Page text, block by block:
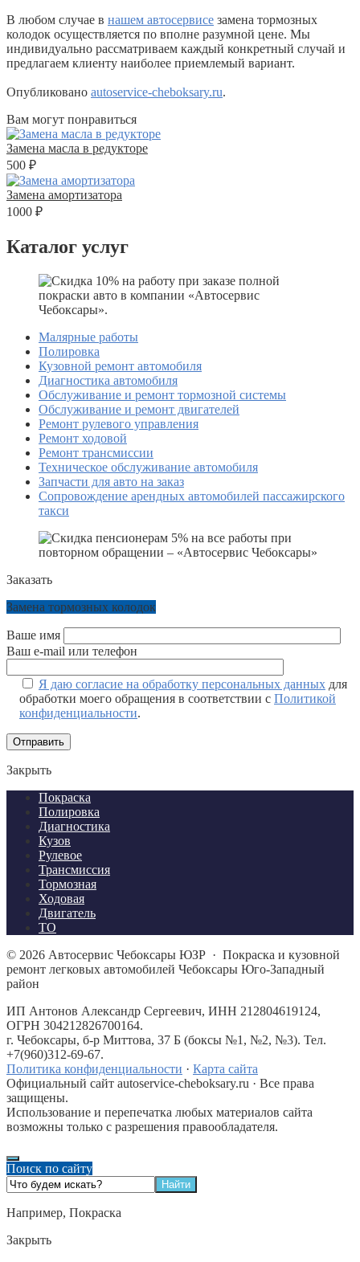
В любом случае в нашем автосервисе замена тормозных
колодок осуществляется по вполне разумной цене. Мы
индивидуально рассматриваем каждый конкретный случай и
предлагаем клиенту наиболее приемлемый вариант.
Опубликовано autoservice-cheboksary.ru.
Вам могут понравиться
Замена масла в редукторе
500 ₽
Замена амортизатора
1000 ₽
Каталог услуг
Малярные работы
Полировка
Кузовной ремонт автомобиля
Диагностика автомобиля
Обслуживание и ремонт тормозной системы
Обслуживание и ремонт двигателей
Ремонт рулевого управления
Ремонт ходовой
Ремонт трансмиссии
Техническое обслуживание автомобиля
Запчасти для авто на заказ
Сопровождение арендных автомобилей пассажирского
такси
Заказать
Замена тормозных колодок
Ваше имя
Ваш e-mail или телефон
Я даю согласие на обработку персональных данных для
обработки моего обращения в соответствии с Политикой
конфиденциальности.
Отправить
Закрыть
Покраска
Полировка
Диагностика
Кузов
Рулевое
Трансмиссия
Тормозная
Ходовая
Двигатель
ТО
© 2026 Автосервис Чебоксары ЮЗР · Покраска и кузовной
ремонт легковых автомобилей Чебоксары Юго-Западный
район
ИП Антонов Александр Сергеевич, ИНН 212804619124,
ОГРН 304212826700164.
г. Чебоксары, б-р Миттова, 37 Б (боксы №1, №2, №3). Тел.
+7(960)312-69-67.
Политика конфиденциальности · Карта сайта
Официальный сайт autoservice-cheboksary.ru · Все права
защищены.
Использование и перепечатка любых материалов сайта
возможны только с разрешения правообладателя.
Поиск по сайту
Например, Покраска
Закрыть